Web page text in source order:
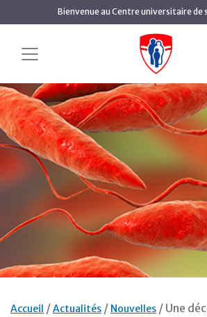
Aller
au
contenu
principal
Bienvenue au Centre universitaire de
Accueil Actualités Nouvelles
Une